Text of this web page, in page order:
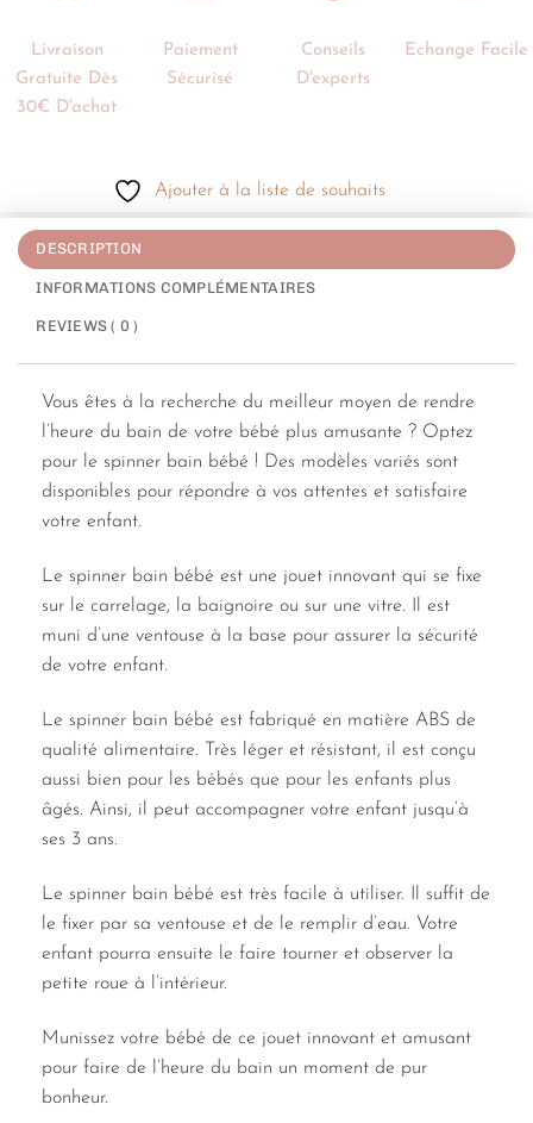
Livraison
Gratuite Dès
30€ D'achat
Paiement
Sécurisé
Conseils
D'experts
Echange Facile
Ajouter à la liste de souhaits
DESCRIPTION
INFORMATIONS COMPLÉMENTAIRES
REVIEWS ( 0 )
Vous êtes à la recherche du meilleur moyen de rendre
l’heure du bain de votre bébé plus amusante ? Optez
pour le spinner bain bébé ! Des modèles variés sont
disponibles pour répondre à vos attentes et satisfaire
votre enfant.
Le spinner bain bébé est une jouet innovant qui se fixe
sur le carrelage, la baignoire ou sur une vitre. Il est
muni d’une ventouse à la base pour assurer la sécurité
de votre enfant.
Le spinner bain bébé est fabriqué en matière ABS de
qualité alimentaire. Très léger et résistant, il est conçu
aussi bien pour les bébés que pour les enfants plus
âgés. Ainsi, il peut accompagner votre enfant jusqu’à
ses 3 ans.
Le spinner bain bébé est très facile à utiliser. Il suffit de
le fixer par sa ventouse et de le remplir d’eau. Votre
enfant pourra ensuite le faire tourner et observer la
petite roue à l’intérieur.
Munissez votre bébé de ce jouet innovant et amusant
pour faire de l’heure du bain un moment de pur
bonheur.